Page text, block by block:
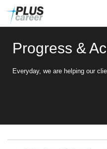
Progress &
Everyday, we are helping our